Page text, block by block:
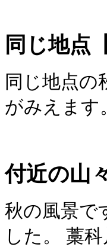
同じ地点
同じ地点
がみえます
付近の山
秋の風景で
した。 藁